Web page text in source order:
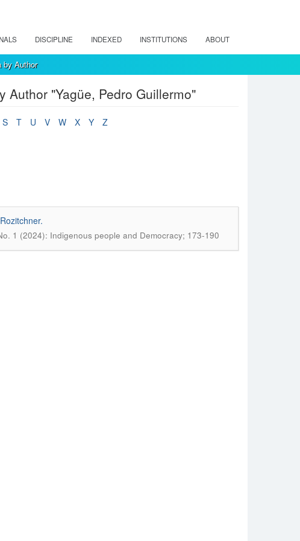
DISCIPLINE INDEXED INSTITUTIONS ABOUT
by Author
"Yagüe, Pedro Guillermo"
S T U V W X Y
Z
1 (2024): Indigenous people and Democracy; 173-190